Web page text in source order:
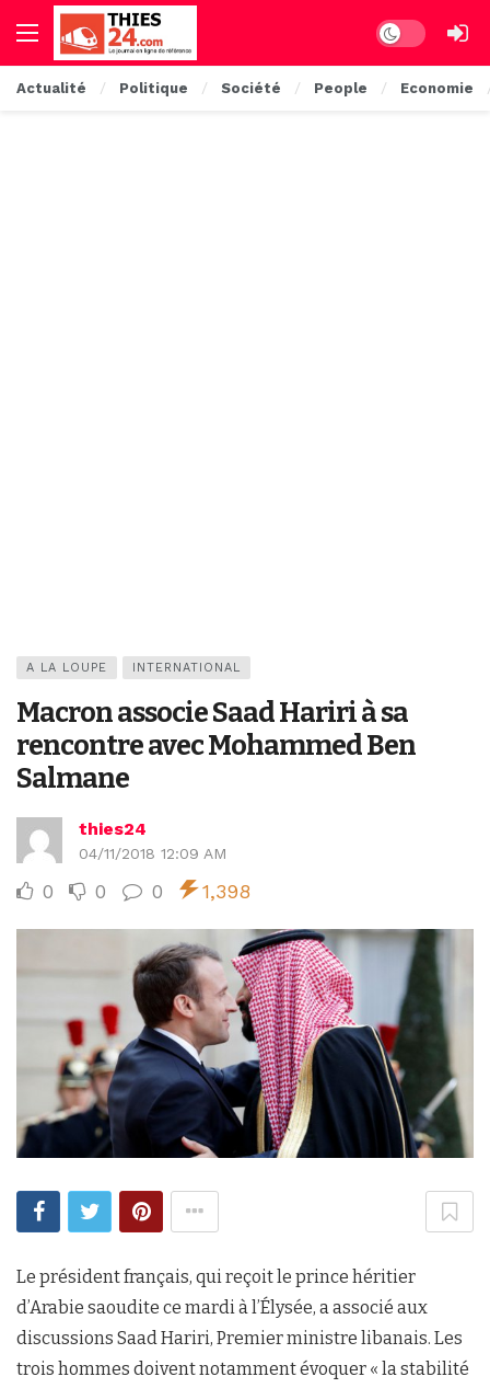
Dark mode
Actualité Politique Société People Economie
A LA LOUPE INTERNATIONAL
Macron associe Saad Hariri à sa
rencontre avec Mohammed Ben
Salmane
thies24
04/11/2018 12:09 AM
0 0 0 1,398
Le président français, qui reçoit le prince héritier
d’Arabie saoudite ce mardi à l’Élysée, a associé aux
discussions Saad Hariri, Premier ministre libanais. Les
trois hommes doivent notamment évoquer « la stabilité